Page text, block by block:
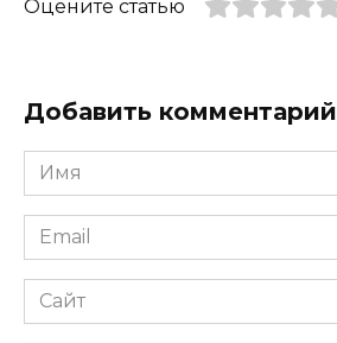
Оцените статью
Добавить комментарий
Имя
*
Email
*
Сайт